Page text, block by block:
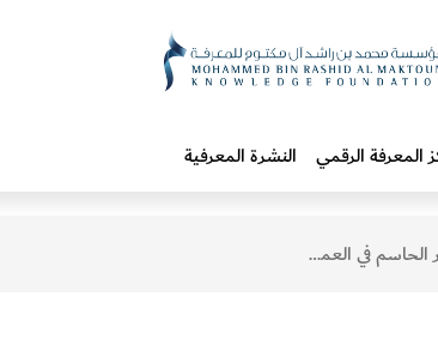
المعرفة الرقمي النشرة المعرفية
في العمل المناخي